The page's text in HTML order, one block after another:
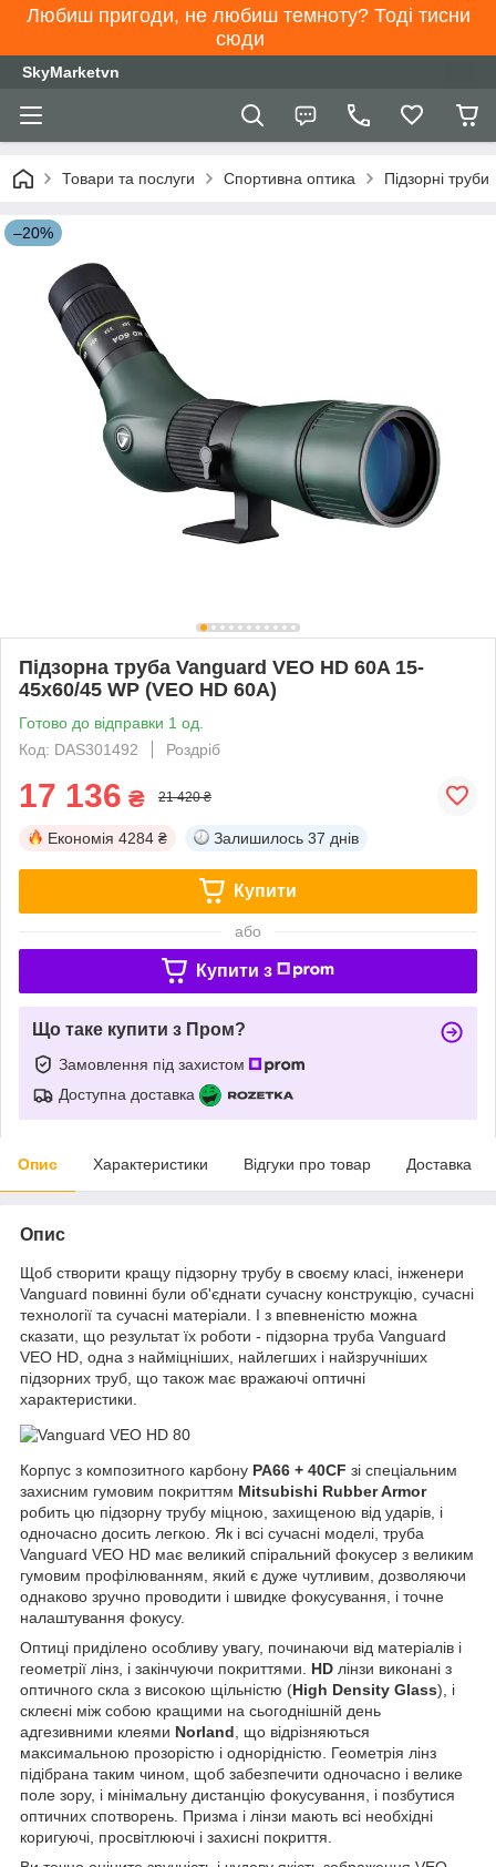
Любиш пригоди, не любиш темноту? Тоді тисни
сюди
SkyMarketvn
Товари та послуги Спортивна оптика Підзорні труби
–20%
Підзорна труба Vanguard VEO HD 60A 15-
45x60/45 WP (VEO HD 60A)
Готово до відправки 1 од.
Код: DAS301492
Роздріб
17 136 ₴ 21 420 ₴
Економія 4284 ₴ Залишилось 37 днів
Купити
або
Купити з
Що таке купити з Пром?
Замовлення під захистом
Доступна доставка
Опис Характеристики Відгуки про товар Доставка
Опис
Щоб створити кращу підзорну трубу в своєму класі, інженери
Vanguard повинні були об'єднати сучасну конструкцію, сучасні
технології та сучасні матеріали. І з впевненістю можна
сказати, що результат їх роботи - підзорна труба Vanguard
VEO HD, одна з найміцніших, найлегших і найзручніших
підзорних труб, що також має вражаючі оптичні
характеристики.
Корпус з композитного карбону PA66 + 40CF зі спеціальним
захисним гумовим покриттям Mitsubishi Rubber Armor
робить цю підзорну трубу міцною, захищеною від ударів, і
одночасно досить легкою. Як і всі сучасні моделі, труба
Vanguard VEO HD має великий спіральний фокусер з великим
гумовим профілюванням, який є дуже чутливим, дозволяючи
однаково зручно проводити і швидке фокусування, і точне
налаштування фокусу.
Оптиці приділено особливу увагу, починаючи від матеріалів і
геометрії лінз, і закінчуючи покриттями. HD лінзи виконані з
оптичного скла з високою щільністю (High Density Glass), і
склеєні між собою кращими на сьогоднішній день
адгезивними клеями Norland , що відрізняються
максимальною прозорістю і однорідністю. Геометрія лінз
підібрана таким чином, щоб забезпечити одночасно і велике
поле зору, і мінімальну дистанцію фокусування, і позбутися
оптичних спотворень. Призма і лінзи мають всі необхідні
коригуючі, просвітлюючі і захисні покриття.